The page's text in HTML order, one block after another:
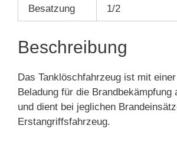
Besatzung 1/2
Beschreibung
Das Tanklöschfahrzeug ist mit
Beladung für die Brandbekämpfung
und dient bei jeglichen
Erstangriffsfahrzeug.